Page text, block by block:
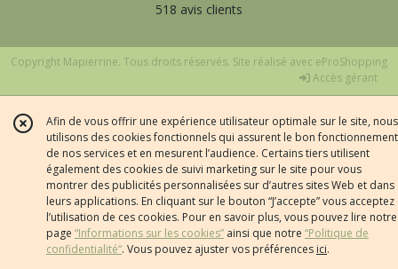
518 avis clients
Copyright Mapierrine. Tous droits réservés. Site réalisé avec eProShopping
Accès gérant
Afin de vous offrir une expérience utilisateur optimale sur le site, nous
utilisons des cookies fonctionnels qui assurent le bon fonctionnement
de nos services et en mesurent l’audience. Certains tiers utilisent
également des cookies de suivi marketing sur le site pour vous
montrer des publicités personnalisées sur d’autres sites Web et dans
leurs applications. En cliquant sur le bouton “J’accepte” vous acceptez
l’utilisation de ces cookies. Pour en savoir plus, vous pouvez lire notre
page “Informations sur les cookies” ainsi que notre “Politique de
confidentialité“. Vous pouvez ajuster vos préférences ici.